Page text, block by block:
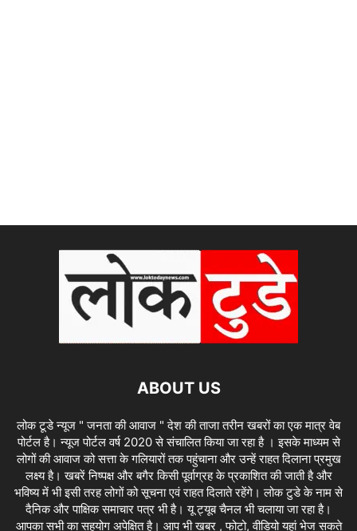
ABOUT US
लोक टूडे न्यूज " जनता की आवाज " देश की ताजा तरीन खबरों का एक मात्र वेब
पोर्टल है। न्यूज पोर्टल वर्ष 2020 से संचालित किया जा रहा है । इसके माध्यम से
लोगों की आवाज को सत्ता के गलियारों तक पहुंचाना और उन्हें राहत दिलाना प्रमुख
लक्ष्य है। खबरें निष्पक्ष और बगैर किसी पूर्वाग्रह के प्रकाशित की जाती है और
भविष्य में भी इसी तरह लोगों को सूचना एवं राहत दिलाते रहेंगे। लोक टुडे के नाम से
दैनिक और पाक्षिक समाचार पत्र भी है। यू ट्यूब चैनल भी चलाया जा रहा है।
आपका सभी का सहयोग अपेक्षित है। आप भी खबर , फोटो, वीडियो यहां भेज सकते